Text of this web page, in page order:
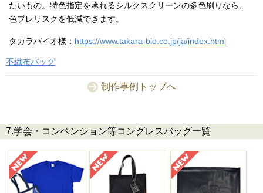
たいもの。特色指定を承れるシルクスクリーンの多色刷りなら、
色ブレリスクを低減できます。
タカラバイオ様： https://www.takara-bio.co.jp/ja/index.html
不織布バッグ
制作事例トップへ
7.学会・コンベンション等コングレスバッグ一覧